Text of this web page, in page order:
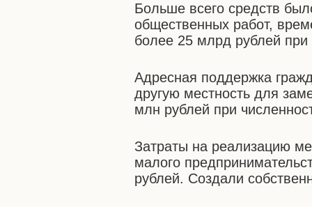
Больше всего средств
общественных работ,
более 25 млрд рублей при
Адресная поддержка
другую местность для
млн рублей при
Затраты на реализацию
малого
рублей. Создали